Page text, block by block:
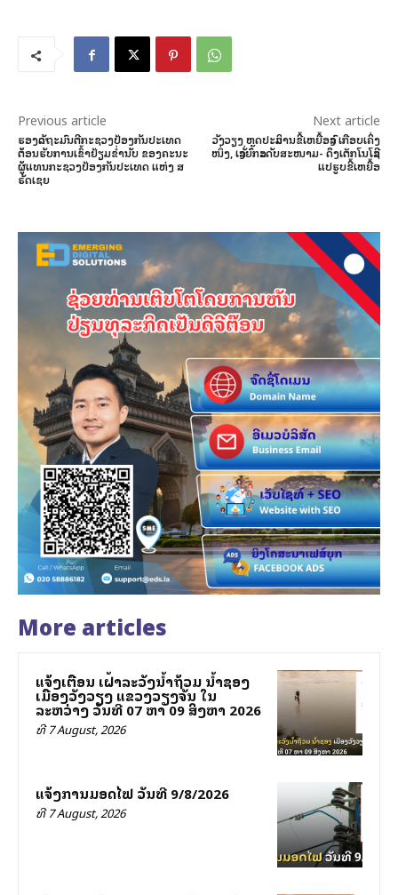
Previous article
ຮອງລັດຖະມົນຕີກະຊວງປ້ອງກັນປະເທດ
ຕ້ອນຮັບການເຂົ້າຢ້ຽມຂໍ່ານັບ ຂອງຄະນະ
ຜູ້ແທນກະຊວງປ້ອງກັນປະເທດ ແຫ່ງ ສ
ຣັດເຊຍ
Next article
ວັງວຽງ ຫຼຸດປະລິມານຂີ້ເຫຍື້ອລົງ ເກືອບເຄິ່ງ
ໜຶ່ງ, ເລັ່ງຍົກລະດັບສະໜາມ- ດຶງເຕັກໂນໂລຊີ
ແປຮູບຂີ້ເຫຍື້ອ
More articles
ແຈ້ງເຕືອນ ເຝົ້າລະວັງນ້ຳຖ້ວມ ນ້ຳຊອງ
ເມືອງວັງວຽງ ແຂວງວຽງຈັນ ໃນ
ລະຫວ່າງ ວັນທີ 07 ຫາ 09 ສິງຫາ 2026
ທີ 7 August, 2026
ແຈ້ງການມອດໄຟ ວັນທີ 9/8/2026
ທີ 7 August, 2026